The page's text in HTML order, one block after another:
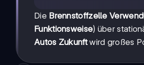
Die Brennstoffzelle
Funktionsweise) über
Autos Zukunftwird großes